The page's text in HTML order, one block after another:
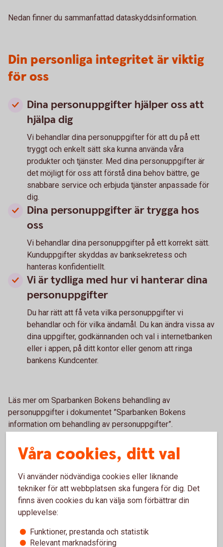
Nedan finner du sammanfattad dataskyddsinformation.
Din personliga integritet är viktig
för oss
Dina personuppgifter hjälper oss att
hjälpa dig
Vi behandlar dina personuppgifter för att du på ett
tryggt och enkelt sätt ska kunna använda våra
produkter och tjänster. Med dina personuppgifter är
det möjligt för oss att förstå dina behov bättre, ge
snabbare service och erbjuda tjänster anpassade för
dig.
Dina personuppgifter är trygga hos
oss
Vi behandlar dina personuppgifter på ett korrekt sätt.
Kunduppgifter skyddas av banksekretess och
hanteras konfidentiellt.
Vi är tydliga med hur vi hanterar dina
personuppgifter
Du har rätt att få veta vilka personuppgifter vi
behandlar och för vilka ändamål. Du kan ändra vissa av
dina uppgifter, godkännanden och val i internetbanken
eller i appen, på ditt kontor eller genom att ringa
bankens Kundcenter.
Läs mer om Sparbanken Bokens behandling av
personuppgifter i dokumentet ”Sparbanken Bokens
information om behandling av personuppgifter”.
Hur använder vi personuppgifter?
Våra cookies, ditt val
Vi använder nödvändiga cookies eller liknande
tekniker för att webbplatsen ska fungera för dig. Det
finns även cookies du kan välja som förbättrar din
upplevelse:
Funktioner, prestanda och statistik
Relevant marknadsföring